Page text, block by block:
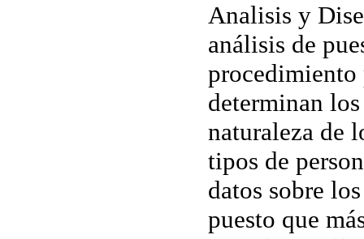
Analisis y
análisis de
procedimiento
determinan
naturaleza de
tipos de
datos sobre
puesto que